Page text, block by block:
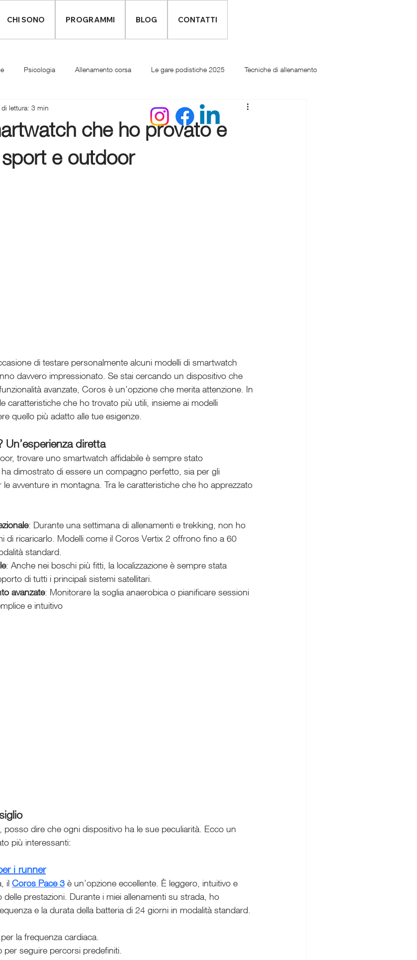
CHI SONO PROGRAMMI BLOG CONTATTI
Psicologia Allenamento corsa Le gare podistiche 2025 Tecniche di allenamento
Abbigliamento runner
che ho provato e
e outdoor
di lettura: 3 min
di testare personalmente alcuni modelli di smartwatch
davvero impressionato. Se stai cercando un dispositivo che
avanzate, Coros è un’opzione che merita attenzione. In
caratteristiche che ho trovato più utili, insieme ai modelli
quello più adatto alle tue esigenze.
Un’esperienza diretta
trovare uno smartwatch affidabile è sempre stato
dimostrato di essere un compagno perfetto, sia per gli
avventure in montagna. Tra le caratteristiche che ho apprezzato
: Durante una settimana di allenamenti e trekking, non ho
di ricaricarlo. Modelli come il Coros Vertix 2 offrono fino a 60
standard.
: Anche nei boschi più fitti, la localizzazione è sempre stata
di tutti i principali sistemi satellitari.
avanzate: Monitorare la soglia anaerobica o pianificare sessioni
e intuitivo
posso dire che ogni dispositivo ha le sue peculiarità. Ecco un
più interessanti:
i runner
il Coros Pace 3 è un’opzione eccellente. È leggero, intuitivo e
prestazioni. Durante i miei allenamenti su strada, ho
e la durata della batteria di 24 giorni in modalità standard.
la frequenza cardiaca.
seguire percorsi predefiniti.